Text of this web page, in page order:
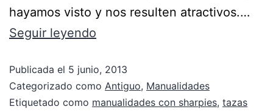
hayamos visto y nos resulten atractivos.…
Seguir leyendo
Publicada el 5 junio, 2013
Categorizado como Antiguo, Manualidades
Etiquetado como manualidades con sharpies, tazas